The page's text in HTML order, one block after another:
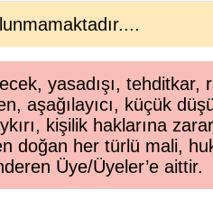
yasadışı, tehditkar,
aşağılayıcı, küçük
kişilik haklarına
doğan her türlü mali,
Üye/Üyeler’e aittir.